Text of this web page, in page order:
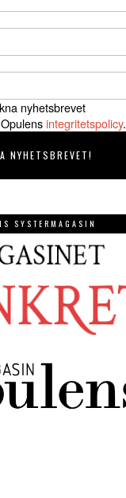
nyhetsbrevet
integritetspolicy.
SYSTERMAGASIN